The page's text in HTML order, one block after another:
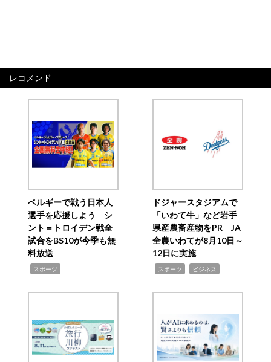
レコメンド
ベルギーで戦う日本人
選手を応援しよう シ
ント＝トロイデン戦全
試合をBS10が今季も無
料放送
スポーツ
ドジャースタジアムで
「いわて牛」など岩手
県産農畜産物をPR JA
全農いわてが8月10日～
12日に実施
スポーツ ビジネス